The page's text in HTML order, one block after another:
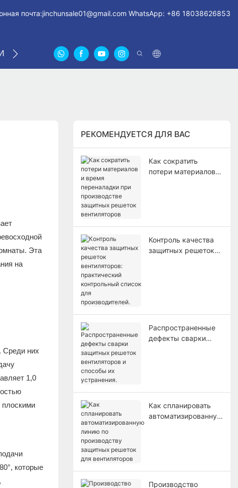
почта:jinchunsale01@gmail.com WhatsApp: +86 18038626853
СВЯЖИТЕСЬ С НАМИ О НАС СЕРТИФИКАТЫ
Эта
на
Среди них
1,0
плоскими
которые
РЕКОМЕНДУЕТСЯ ДЛЯ ВАС
Как сократить
потери материалов и
Контроль качества
защитных решеток
Распространенные
дефекты сварки
Как спланировать
автоматизированную
Производство